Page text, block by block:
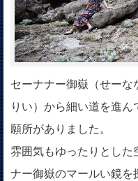
セーナナー御嶽（せーな
りい）から細い道を進
願所がありました。
雰囲気もゆったりとした
ナー御嶽のマールい鏡を